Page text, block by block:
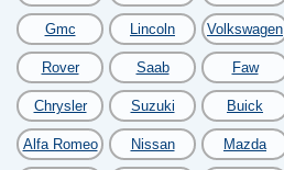
Gmc Lincoln Volkswagen
Rover Saab Faw
Chrysler Suzuki Buick
Alfa Romeo Nissan Mazda